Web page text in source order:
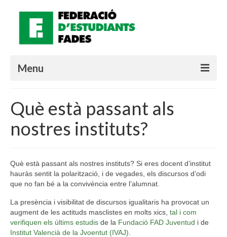
Menu
MATERIALS
QUÈ ESTÀ PASSANT?
Valencià
Què està passant als
nostres instituts?
Què està passant als nostres instituts? Si eres docent d’institut
hauràs sentit la polarització, i de vegades, els discursos d’odi
que no fan bé a la convivència entre l’alumnat.
La presència i visibilitat de discursos igualitaris ha provocat un
augment de les actituds masclistes en molts xics, tal i com
verifiquen els últims estudis de la Fundació FAD Juventud i de
Institut Valencià de la Jvoentut (IVAJ)